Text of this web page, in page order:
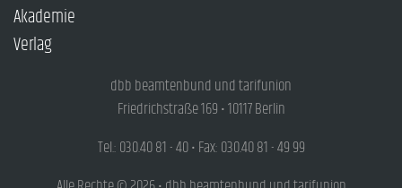
Akademie
Verlag
dbb beamtenbund und tarifunion
Friedrichstraße 169 • 10117 Berlin
Tel.: 030.40 81 - 40 • Fax: 030.40 81 - 49 99